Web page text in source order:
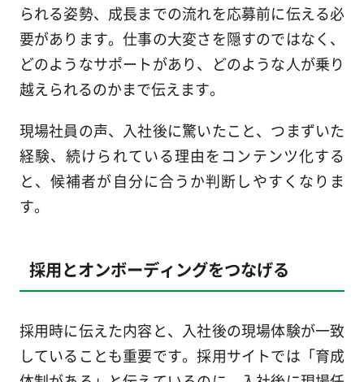
られる姿勢、成長までの流れを応募前に伝える必
要があります。仕事の大変さを隠すのではなく、
どのようなサポートがあり、どのような人が乗り
越えられるのかまで伝えます。
現場社員の声、入社後に驚いたこと、つまずいた
経験、続けられている理由をコンテンツ化する
と、候補者が自分に合うか判断しやすくなりま
す。
採用とオンボーディングをつなげる
採用時に伝えた内容と、入社後の現場体験が一致
していることも重要です。採用サイトでは「育成